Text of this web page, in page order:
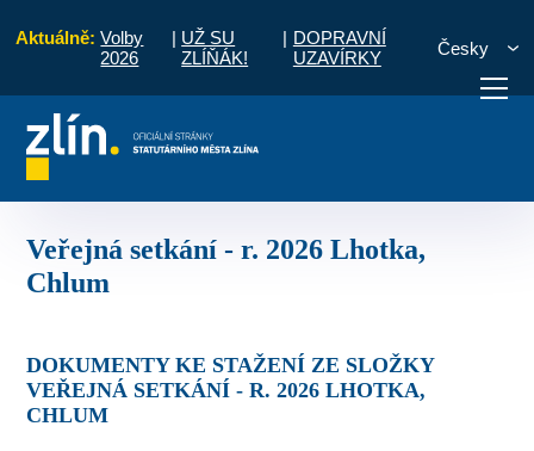
Aktuálně: Volby
2026
| UŽ SU
ZLÍŇÁK!
| DOPRAVNÍ
UZAVÍRKY
Česky
vyřídit
Veřejná setkání - r. 2026 Lhotka,
Chlum
DOKUMENTY KE STAŽENÍ ZE SLOŽKY
VEŘEJNÁ SETKÁNÍ - R. 2026 LHOTKA,
CHLUM